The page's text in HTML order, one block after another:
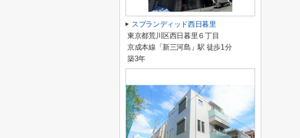
スプランディッド西日暮里
東京都荒川区西日暮里６丁目
京成本線「新三河島」駅 徒歩1分
築3年